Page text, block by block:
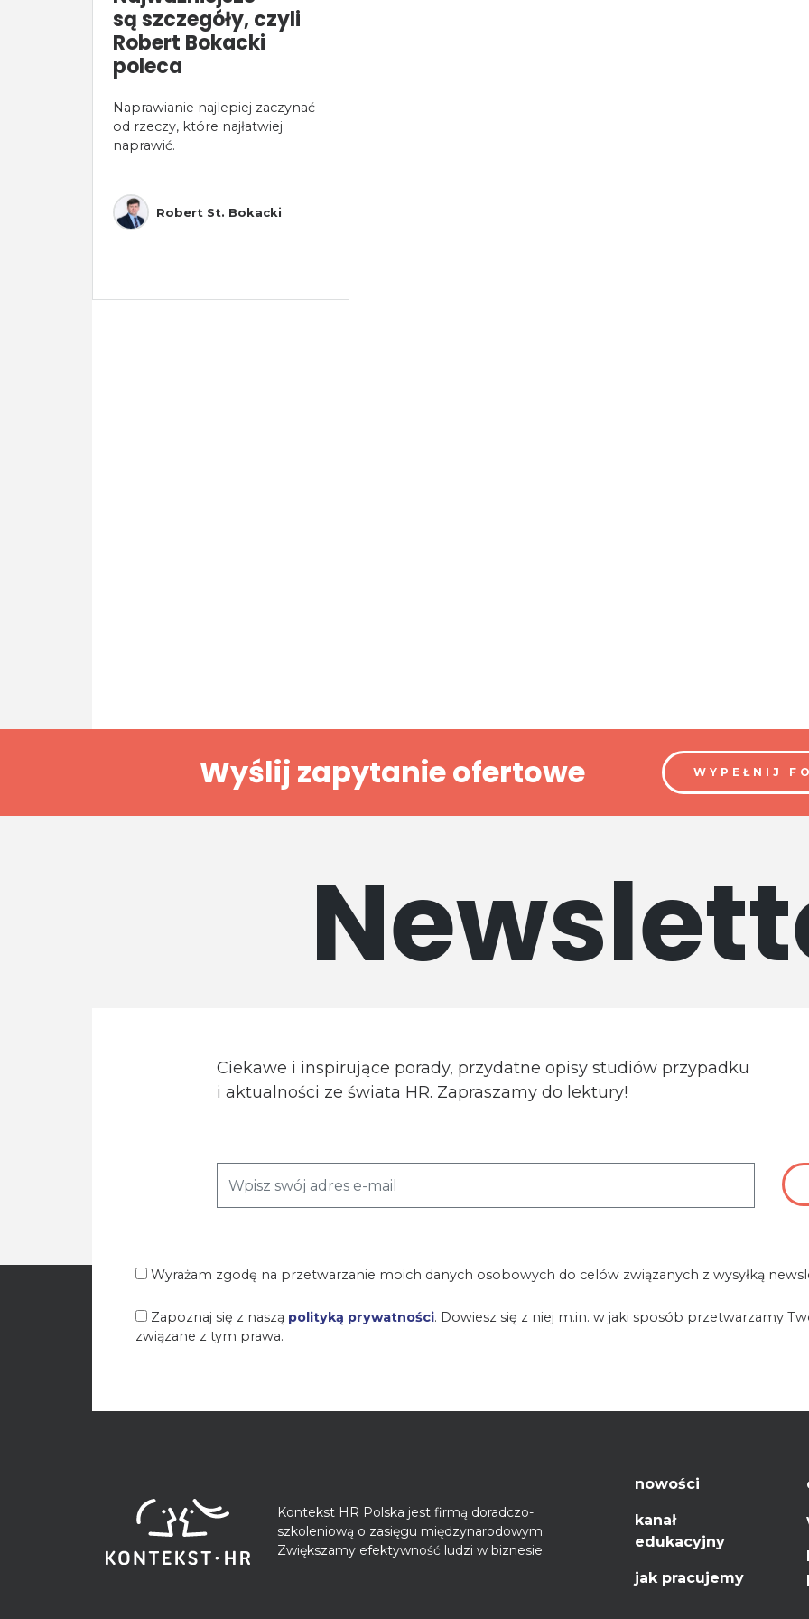
są szczegóły, czyli
Robert Bokacki
poleca
Naprawianie najlepiej zaczynać
od rzeczy, które najłatwiej
naprawić.
Robert St. Bokacki
Wyślij zapytanie ofertowe WYPEŁNIJ
Ciekawe i inspirujące porady, przydatne opisy studiów przypadku
i aktualności ze świata HR. Zapraszamy do lektury!
Wyrażam zgodę na przetwarzanie moich danych osobowych do celów związanych z wysyłką
Zapoznaj się z naszą polityką prywatności. Dowiesz się z niej m.in. w jaki sposób przetwarzamy
związane z tym prawa.
Kontekst HR Polska jest firmą doradczo-
szkoleniową o zasięgu międzynarodowym.
Zwiększamy efektywność ludzi w biznesie.
nowości
kanał
edukacyjny
jak pracujemy